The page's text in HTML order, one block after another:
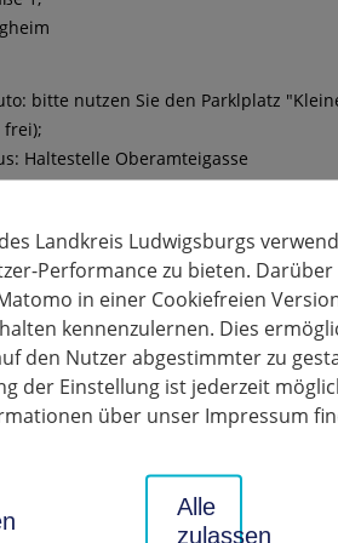
bitte nutzen Sie den Parklplatz
frei);
Haltestelle Oberamteigasse
2068
50001
Besigheim
Sprechzeiten
Landkreis Ludwigsburgs
Performance zu bieten.
in einer Cookiefreien
kennenzulernen. Dies
den Nutzer abgestimmter zu
der Einstellung ist jederzeit
über unser Impressum
Alle
zulassen